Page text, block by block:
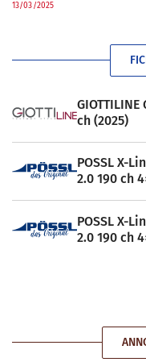
13/03/2025
ch (2025)
POSSL X-
2.0 190 ch
POSSL X-
2.0 190 ch